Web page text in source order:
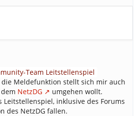
Team Leitstellenspiel
Meldefunktion stellt sich mir auch
NetzDG
umgehen wollt.
Leitstellenspiel, inklusive des Forums
des NetzDG fallen.